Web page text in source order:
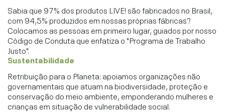
Sabia que 97% dos produtos LIVE! são fabricados no Brasil,
com 94,5% produzidos em nossas próprias fábricas?
Colocamos as pessoas em primeiro lugar, guiados por nosso
Código de Conduta que enfatiza o "Programa de Trabalho
Justo".
Sustentabilidade
Retribuição para o Planeta: apoiamos organizações não
governamentais que atuam na biodiversidade, proteção e
conservação do meio ambiente, emponderando mulheres e
crianças em situação de vulnerabilidade social.